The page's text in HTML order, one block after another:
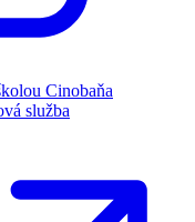
Cinobaňa
služba